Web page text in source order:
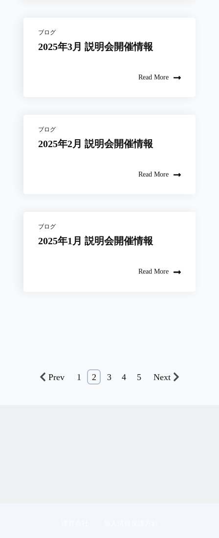
ブログ
2025年3月 説明会開催情報
Read More
ブログ
2025年2月 説明会開催情報
Read More
ブログ
2025年1月 説明会開催情報
Read More
Prev 1 2 3 4 5 Next